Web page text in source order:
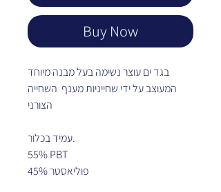
Buy Now
בגד ים עוצר נשימה בעל מבנה מיוחד
המעוצב על ידי שחייניות מענף השחייה
עמיד בכלור.
55% PBT
45% פוליאסטר